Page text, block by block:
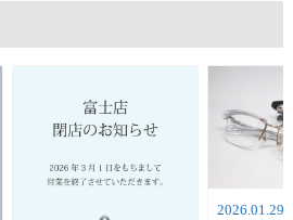
2026.01.29